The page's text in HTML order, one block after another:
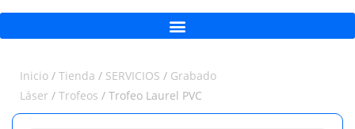
Inicio / Tienda / SERVICIOS / Grabado
Láser / Trofeos / Trofeo Laurel PVC